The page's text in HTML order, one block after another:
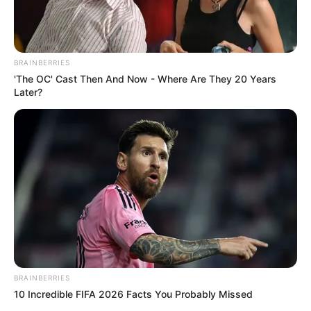
(foto: viva)
Inilah bagian kisah Nabi Musa yang terkenal. Nabi Musa beserta
pengikut memutuskan keluar dari negeri Mesir menuju ke Syam.
Firaun memuncak kemarahannya.
Para tentara sudah disiapkan untuk mengejar rombongan Nabi
Musa dan pengikutnya. Orang yang mengikuti Nabi Musa
mengatakan pasukan Firaun mengejar dari belakang.
Keadaan sudah benar-benar terhimpit dan darurat. Tapi dengan
iman yang kuat, Nabi Musa menenangkan pengikutnya. Lalu
BRAINBERRIES
'The OC' Cast Then And Now - Where Are They 20 Years
Later?
BRAINBERRIES
10 Incredible FIFA 2026 Facts You Probably Missed